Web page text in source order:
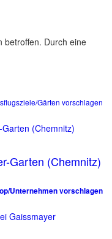
betroffen. Durch eine
Gärten vorschlagen
Garten (Chemnitz)
Unternehmen vorschlagen